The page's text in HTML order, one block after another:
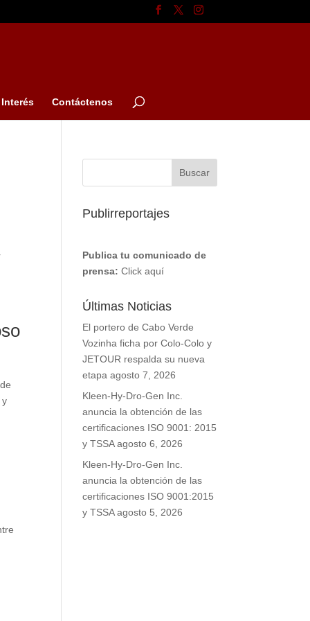
Contáctenos
y
Publirreportajes
Publica tu comunicado de
prensa: Click aquí
Últimas Noticias
El portero de Cabo Verde
Vozinha ficha por Colo-Colo y
JETOUR respalda su nueva
etapa agosto 7, 2026
Kleen-Hy-Dro-Gen Inc.
anuncia la obtención de las
certificaciones ISO 9001: 2015
y TSSA agosto 6, 2026
Kleen-Hy-Dro-Gen Inc.
anuncia la obtención de las
certificaciones ISO 9001:2015
y TSSA agosto 5, 2026